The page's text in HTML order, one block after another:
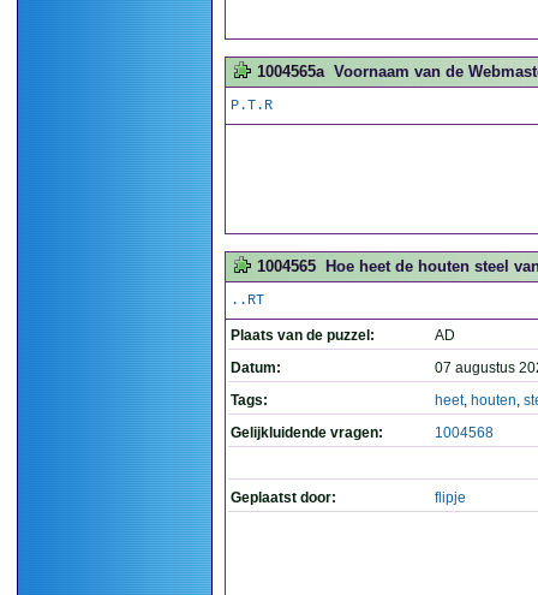
1004565a Voornaam van de
P.T.R
1004565 Hoe heet de houten steel
..RT
Plaats van de puzzel:
AD
Datum:
07 augustus
Tags:
heet, houten,
Gelijkluidende vragen:
1004568
Geplaatst door: flipje